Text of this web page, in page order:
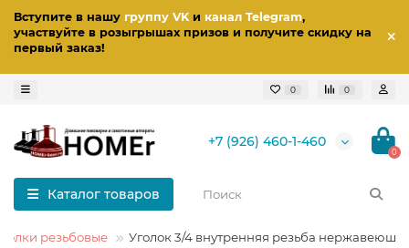
Вступите в нашу группу VKи канал Telegram,
участвуйте в розыгрышах призов и получите скидку на
первый заказ!
0 0
+7 (926) 460-1-460
0
Каталог товаров
резьбовые Уголок 3/4 внутренняя резьба